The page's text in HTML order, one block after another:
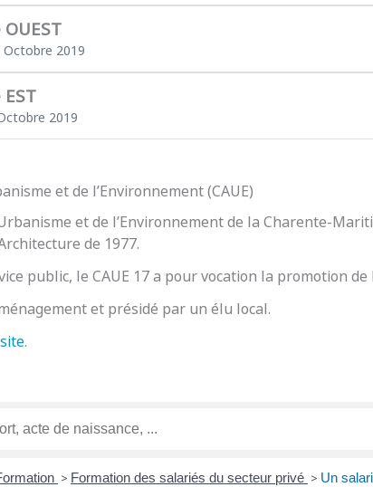
2019
2019
et de l’Environnement (CAUE)
et de l’Environnement de la Charente-
de 1977.
public, le CAUE 17 a pour vocation la promotion
et présidé par un élu local.
.
> Formation des salariés du secteur privé > Un